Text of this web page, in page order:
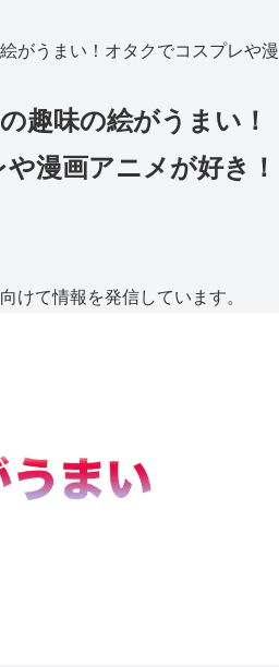
がうまい！オタクでコスプレや漫
趣味の絵がうまい！
漫画アニメが好き！
けて情報を発信しています。